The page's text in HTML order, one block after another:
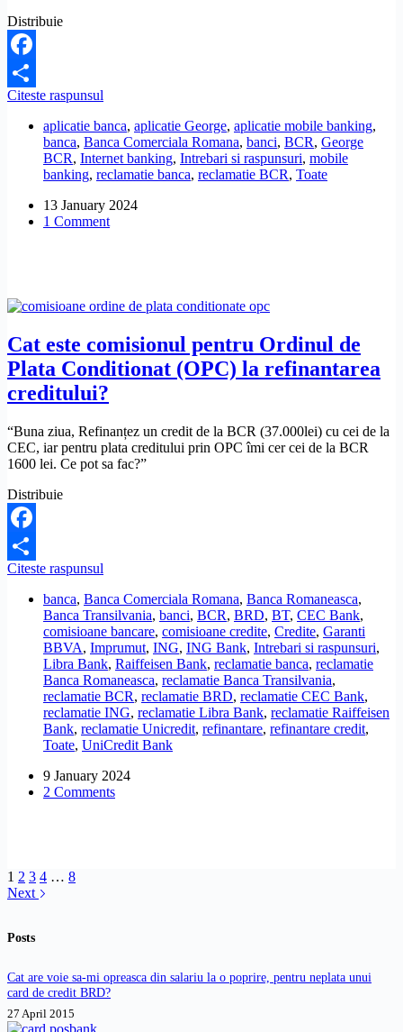
Distribuie
Facebook
Share
Citeste raspunsul
aplicatia
George
BCR,
imi
sa
actualizez
ce?
aplicatie banca, aplicatie George, aplicatie mobile banking,
banca, Banca Comerciala Romana, banci, BCR, George
BCR, Internet banking, Intrebari si raspunsuri, mobile
banking, reclamatie banca, reclamatie BCR, Toate
13 January 2024
1 Comment
Cat este comisionul pentru Ordinul de
Plata Conditionat (OPC) la refinantarea
creditului?
“Buna ziua, Refinanțez un credit de la BCR (37.000lei) cu cei de la
CEC, iar pentru plata creditului prin OPC îmi cer cei de la BCR
1600 lei. Ce pot sa fac?”
Distribuie
Facebook
Share
Citeste raspunsul
comisionul
pentru
Ordinul
de
Plata
Conditionat
(OPC)
la
refinantarea
creditului?
banca, Banca Comerciala Romana, Banca Romaneasca,
Banca Transilvania, banci, BCR, BRD, BT, CEC Bank,
comisioane bancare, comisioane credite, Credite, Garanti
BBVA, Imprumut, ING, ING Bank, Intrebari si raspunsuri,
Libra Bank, Raiffeisen Bank, reclamatie banca, reclamatie
Banca Romaneasca, reclamatie Banca Transilvania,
reclamatie BCR, reclamatie BRD, reclamatie CEC Bank,
reclamatie ING, reclamatie Libra Bank, reclamatie Raiffeisen
Bank, reclamatie Unicredit, refinantare, refinantare credit,
Toate, UniCredit Bank
9 January 2024
2 Comments
1 2 3 4 … 8
Next
Posts
Cat are voie sa-mi opreasca din salariu la o poprire, pentru neplata unui
card de credit BRD?
27 April 2015